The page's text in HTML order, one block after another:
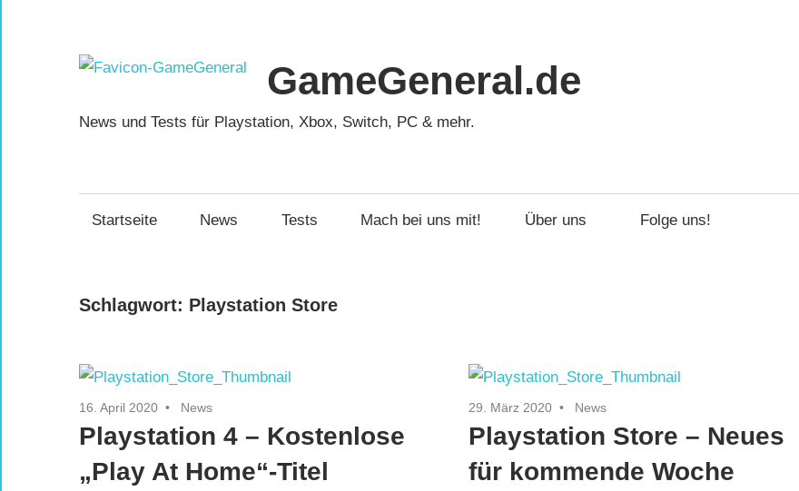
springen
GameGeneral.de
News und Tests für Playstation, Xbox, Switch, PC & mehr.
Startseite News Tests Mach bei uns mit! Über uns Folge uns!
Schlagwort: Playstation Store
16. April 2020 News
Playstation 4 – Kostenlose
„Play At Home“-Titel
29. März 2020 News
Playstation Store – Neues
für kommende Woche